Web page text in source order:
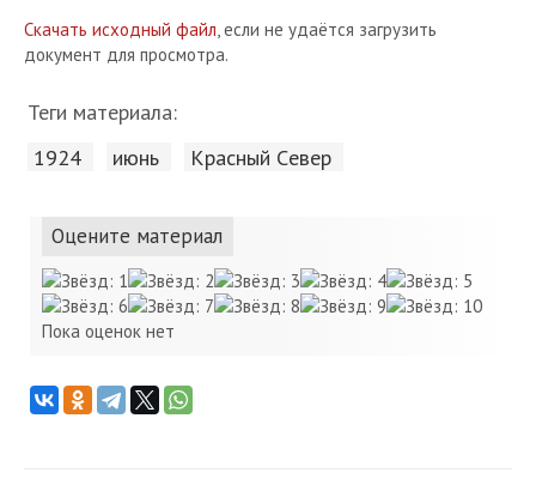
Скачать исходный файл, если не удаётся загрузить
документ для просмотра.
Теги материала:
1924 июнь Красный Cевер
Оцените материал
Пока оценок нет